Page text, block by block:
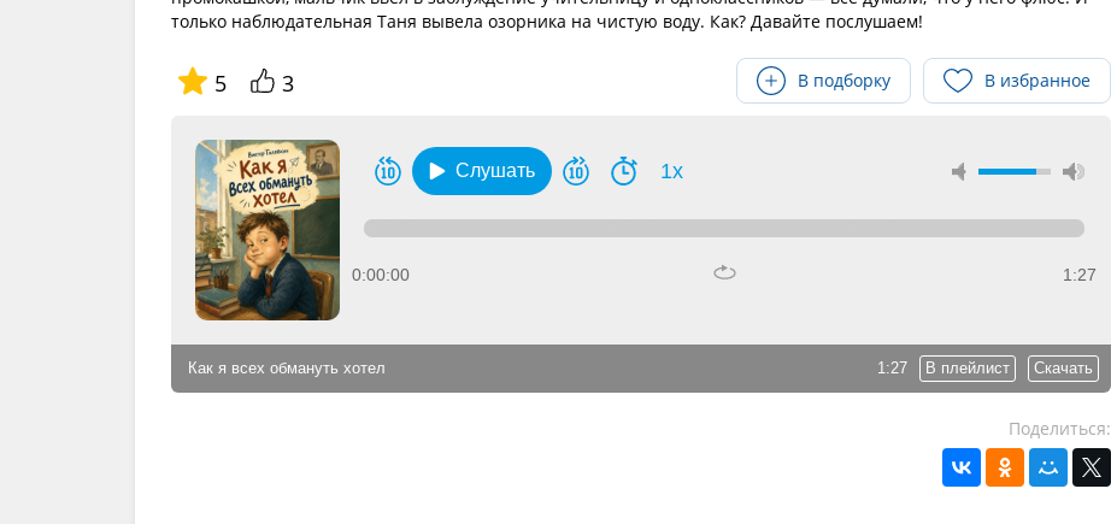
только наблюдательная Таня вывела озорника на чистую воду. Как? Давайте послушаем!
5 3 В подборку В избранное
Слушать 1x
0:00:00 1:27
1:27 В плейлист Скачать
Как я всех обмануть хотел
Поделиться: